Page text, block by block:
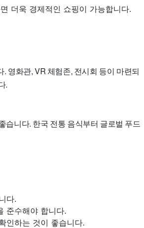
더욱 경제적인 쇼핑이 가능합니다.
영화관, VR 체험존, 전시회 등이 마련되
.
습니다. 한국 전통 음식부터 글로벌 푸드
다.
준수해야 합니다.
인하는 것이 좋습니다.